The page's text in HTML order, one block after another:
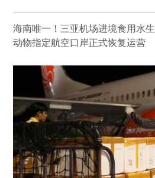
海南唯一！三亚机场进境食用水生
动物指定航空口岸正式恢复运营